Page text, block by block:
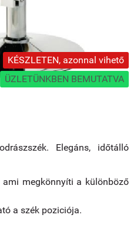
KÉSZLETEN, azonnal vihető
ÜZLETÜNKBEN BEMUTATVA
Elegáns, időtálló
ami megkönnyíti a különböző
a szék poziciója.